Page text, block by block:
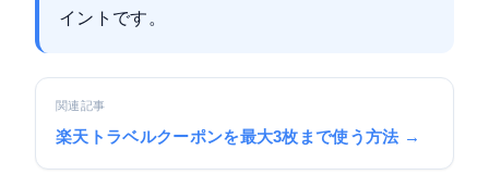
イントです。
関連記事
楽天トラベルクーポンを最大3枚まで使う方法 →